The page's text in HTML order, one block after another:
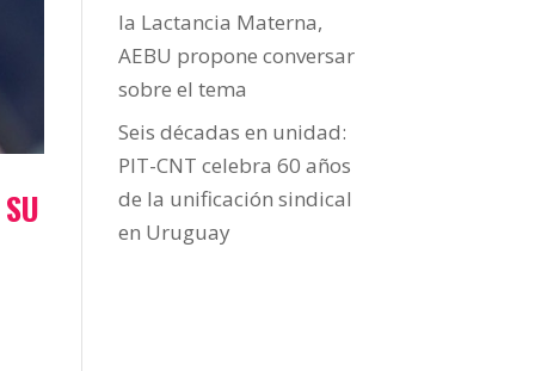
la Lactancia Materna,
AEBU propone conversar
sobre el tema
Seis décadas en unidad:
PIT-CNT celebra 60 años
de la unificación sindical
en Uruguay